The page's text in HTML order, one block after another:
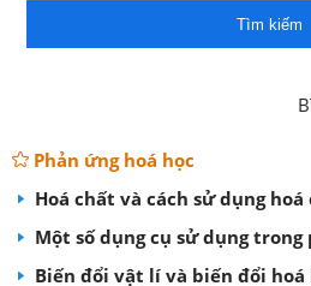
Tìm kiếm
Phản ứng hoá học
Hoá chất và cách sử dụng hoá
Một số dụng cụ sử dụng
Biến đổi vật lí và biến đổi hoá